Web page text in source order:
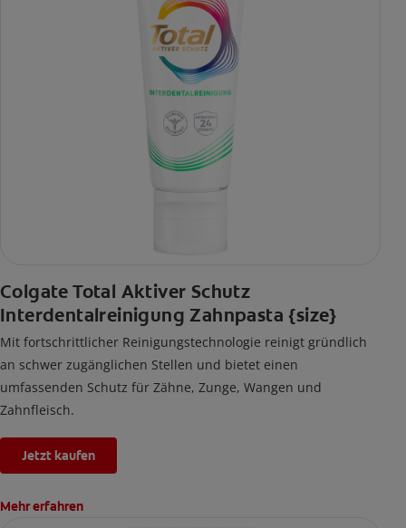
Colgate Total Aktiver Schutz
Interdentalreinigung Zahnpasta {size}
Mit fortschrittlicher Reinigungstechnologie reinigt gründlich
an schwer zugänglichen Stellen und bietet einen
umfassenden Schutz für Zähne, Zunge, Wangen und
Zahnfleisch.
Jetzt kaufen
Mehr erfahren